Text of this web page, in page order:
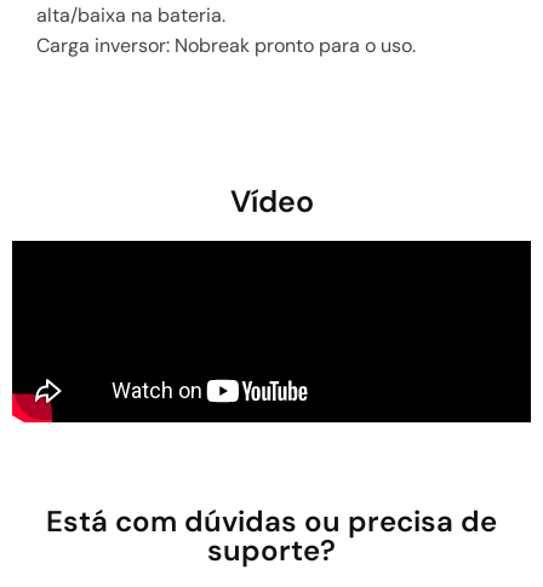
alta/baixa na bateria.
Carga inversor: Nobreak pronto para o uso.
Vídeo
Está com dúvidas ou precisa de
suporte?